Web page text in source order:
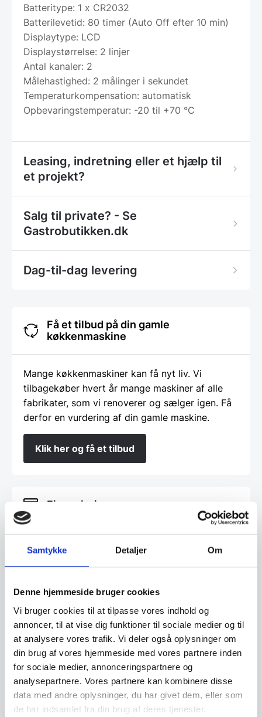
Samtykke Detaljer Om
Denne hjemmeside bruger cookies
Vi bruger cookies til at tilpasse vores indhold og
annoncer, til at vise dig funktioner til sociale medier og til
at analysere vores trafik. Vi deler også oplysninger om
din brug af vores hjemmeside med vores partnere inden
for sociale medier, annonceringspartnere og
analysepartnere. Vores partnere kan kombinere disse
data med andre oplysninger, du har givet dem, eller som
de har indsamlet fra din brug af deres tjenester.
Batteritype: 1 x CR2032
Batterilevetid: 80 timer (Auto Off efter 10 min)
Displaytype: LCD
Displaystørrelse: 2 linjer
Antal kanaler: 2
Målehastighed: 2 målinger i sekundet
Temperaturkompensation: automatisk
Opbevaringstemperatur: -20 til +70 °C
Leasing, indretning eller et hjælp til
et projekt?
Salg til private? - Se
Gastrobutikken.dk
Dag-til-dag levering
Få et tilbud på din gamle
køkkenmaskine
Mange køkkenmaskiner kan få nyt liv. Vi
tilbagekøber hvert år mange maskiner af alle
fabrikater, som vi renoverer og sælger igen. Få
derfor en vurdering af din gamle maskine.
Klik her og få et tilbud
Finansiering
både eget finansieringsselskab samt eksterne
og ansøgningsskema her:
Beregn og ansøg her
Har du spørgsmål til varen? Klik her
Vi prismatcher - Klik her